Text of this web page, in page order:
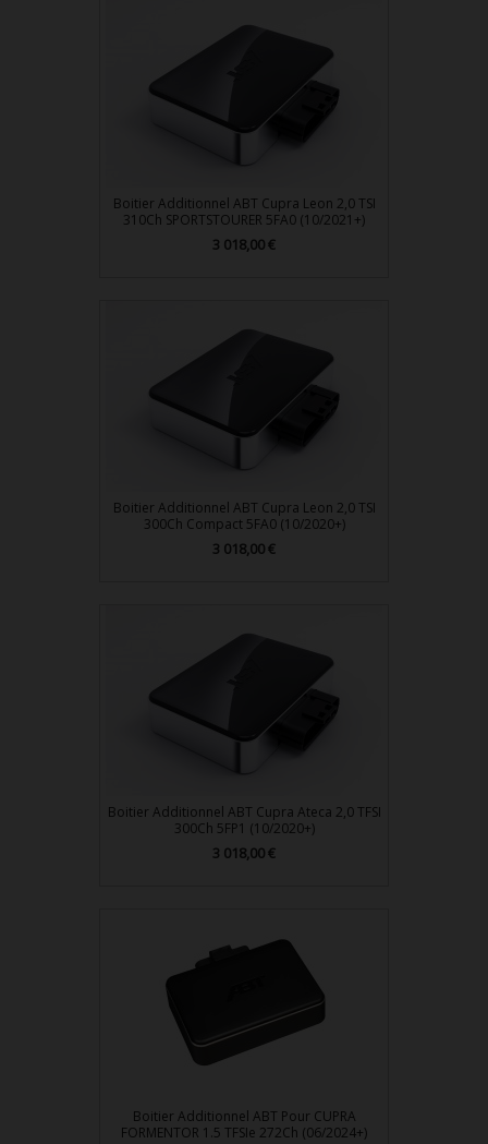
Boitier Additionnel ABT Cupra Leon 2,0 TSI
310Ch SPORTSTOURER 5FA0 (10/2021+)
Prix
3 018,00 €
Boitier Additionnel ABT Cupra Leon 2,0 TSI
300Ch Compact 5FA0 (10/2020+)
Prix
3 018,00 €
Boitier Additionnel ABT Cupra Ateca 2,0 TFSI
300Ch 5FP1 (10/2020+)
Prix
3 018,00 €
Boitier Additionnel ABT Pour CUPRA
FORMENTOR 1.5 TFSIe 272Ch (06/2024+)